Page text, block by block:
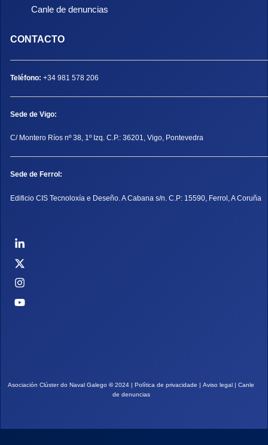
Canle de denuncias
CONTACTO
Teléfono: +34 981 578 206
Sede de Vigo:
C/ Montero Ríos nº 38, 1º Izq. C.P.: 36201, Vigo, Pontevedra
Sede de Ferrol:
Edificio CIS Tecnoloxía e Deseño. A Cabana s/n. C.P: 15590, Ferrol, A Coruña
Asociación Clúster do Naval Galego ©2024 | Política de privacidade Aviso legal
Canle
de denuncias